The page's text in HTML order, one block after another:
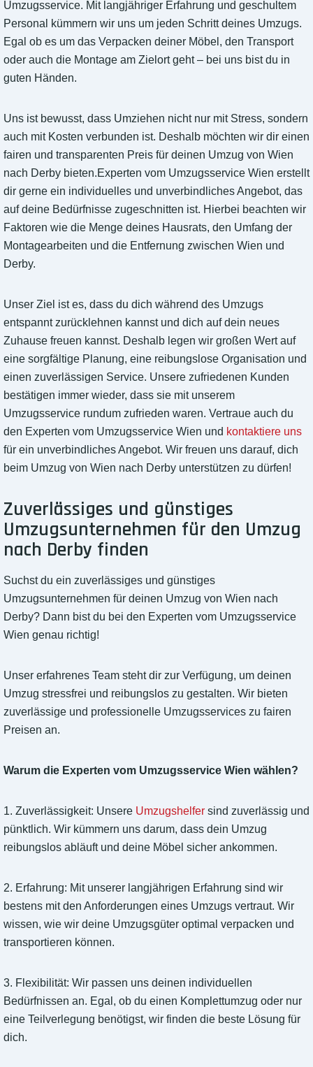
Umzugsservice. Mit langjähriger Erfahrung und geschultem
Personal kümmern wir uns um jeden Schritt deines Umzugs.
Egal ob es um das Verpacken deiner Möbel, den Transport
oder auch die Montage am Zielort geht – bei uns bist du in
guten Händen.
Uns ist bewusst, dass Umziehen nicht nur mit Stress, sondern
auch mit Kosten verbunden ist. Deshalb möchten wir dir einen
fairen und transparenten Preis für deinen Umzug von Wien
nach Derby bieten.Experten vom Umzugsservice Wien erstellt
dir gerne ein individuelles und unverbindliches Angebot, das
auf deine Bedürfnisse zugeschnitten ist. Hierbei beachten wir
Faktoren wie die Menge deines Hausrats, den Umfang der
Montagearbeiten und die Entfernung zwischen Wien und
Derby.
Unser Ziel ist es, dass du dich während des Umzugs
entspannt zurücklehnen kannst und dich auf dein neues
Zuhause freuen kannst. Deshalb legen wir großen Wert auf
eine sorgfältige Planung, eine reibungslose Organisation und
einen zuverlässigen Service. Unsere zufriedenen Kunden
bestätigen immer wieder, dass sie mit unserem
Umzugsservice rundum zufrieden waren. Vertraue auch du
den Experten vom Umzugsservice Wien und kontaktiere uns
für ein unverbindliches Angebot. Wir freuen uns darauf, dich
beim Umzug von Wien nach Derby unterstützen zu dürfen!
Zuverlässiges und günstiges
Umzugsunternehmen für den Umzug
nach Derby finden
Suchst du ein zuverlässiges und günstiges
Umzugsunternehmen für deinen Umzug von Wien nach
Derby? Dann bist du bei den Experten vom Umzugsservice
Wien genau richtig!
Unser erfahrenes Team steht dir zur Verfügung, um deinen
Umzug stressfrei und reibungslos zu gestalten. Wir bieten
zuverlässige und professionelle Umzugsservices zu fairen
Preisen an.
Warum die Experten vom Umzugsservice Wien wählen?
1. Zuverlässigkeit: Unsere Umzugshelfer sind zuverlässig und
pünktlich. Wir kümmern uns darum, dass dein Umzug
reibungslos abläuft und deine Möbel sicher ankommen.
2. Erfahrung: Mit unserer langjährigen Erfahrung sind wir
bestens mit den Anforderungen eines Umzugs vertraut. Wir
wissen, wie wir deine Umzugsgüter optimal verpacken und
transportieren können.
3. Flexibilität: Wir passen uns deinen individuellen
Bedürfnissen an. Egal, ob du einen Komplettumzug oder nur
eine Teilverlegung benötigst, wir finden die beste Lösung für
dich.